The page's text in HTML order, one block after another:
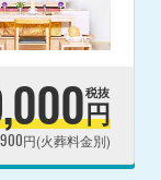
円
税抜
円(火葬料金別)